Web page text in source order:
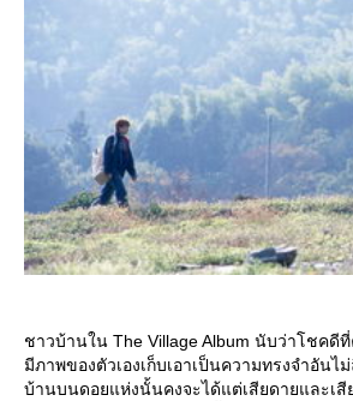
ชาวบ้านใน The Village Album นับว่าโชคดี
มีภาพของตัวเองเก็บเอาเป็นความทรงจำอันไ
บ้านบนดอยแห่งนั้นคงจะได้แต่เสียดายและเสี